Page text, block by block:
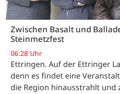
Zwischen Basalt und
Steinmetzfest
06:28 Uhr
Ettringen. Auf der Ettringer
denn es findet eine
die Region hinausstrahlt